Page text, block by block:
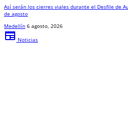
Así serán los cierres viales durante el Desfile de
de agosto
Medellín 6 agosto, 2026
newspaper Noticias